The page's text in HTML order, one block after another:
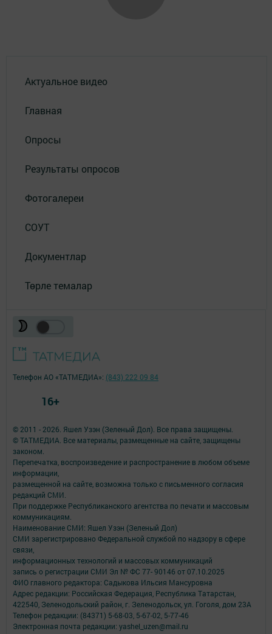
Актуальное видео
Главная
Опросы
Результаты опросов
Фотогалереи
СОУТ
Документлар
Төрле темалар
© 2011 - 2026. Яшел Узэн (Зеленый Дол). Все права защищены.
© ТАТМЕДИА. Все материалы, размещенные на сайте, защищены
законом.
Перепечатка, воспроизведение и распространение в любом объеме
информации,
размещенной на сайте, возможна только с письменного согласия
редакций СМИ.
При поддержке Республиканского агентства по печати и массовым
коммуникациям.
Наименование СМИ: Яшел Узэн (Зеленый Дол)
СМИ зарегистрировано Федеральной службой по надзору в сфере
связи,
информационных технологий и массовых коммуникаций
запись о регистрации СМИ Эл № ФС 77- 90146 от 07.10.2025
ФИО главного редактора: Садыкова Ильсия Мансуровна
Адрес редакции: Российская Федерация, Республика Татарстан,
422540, Зеленодольский район, г. Зеленодольск, ул. Гоголя, дом 23А
Телефон редакции: (84371) 5-68-03, 5-67-02, 5-77-46
Электронная почта редакции: yashel_uzen@mail.ru
Телефон АО «ТАТМЕДИА»: (843) 222 09 84
16+